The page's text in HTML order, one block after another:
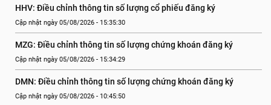
HHV: Điều chỉnh thông tin số lượng cổ phiếu đăng ký
Cập nhật ngày 05/08/2026 - 15:35:30
MZG: Điều chỉnh thông tin số lượng chứng khoán đăng ký
Cập nhật ngày 05/08/2026 - 15:34:29
DMN: Điều chỉnh thông tin số lượng chứng khoán đăng ký
Cập nhật ngày 05/08/2026 - 10:45:50